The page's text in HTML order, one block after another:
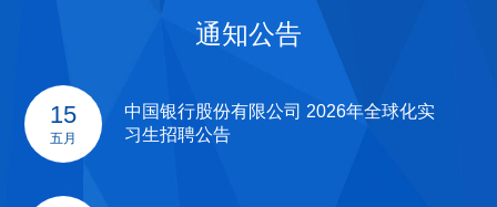
通知公告
15
五月
中国银行股份有限公司 2026年全球化实
习生招聘公告